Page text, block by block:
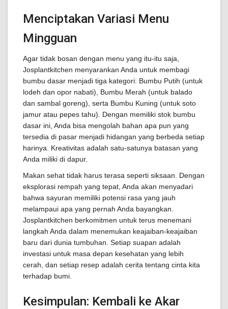
Menciptakan Variasi Menu
Mingguan
Agar tidak bosan dengan menu yang itu-itu saja,
Josplantkitchen menyarankan Anda untuk membagi
bumbu dasar menjadi tiga kategori: Bumbu Putih (untuk
lodeh dan opor nabati), Bumbu Merah (untuk balado
dan sambal goreng), serta Bumbu Kuning (untuk soto
jamur atau pepes tahu). Dengan memiliki stok bumbu
dasar ini, Anda bisa mengolah bahan apa pun yang
tersedia di pasar menjadi hidangan yang berbeda setiap
harinya. Kreativitas adalah satu-satunya batasan yang
Anda miliki di dapur.
Makan sehat tidak harus terasa seperti siksaan. Dengan
eksplorasi rempah yang tepat, Anda akan menyadari
bahwa sayuran memiliki potensi rasa yang jauh
melampaui apa yang pernah Anda bayangkan.
Josplantkitchen berkomitmen untuk terus menemani
langkah Anda dalam menemukan keajaiban-keajaiban
baru dari dunia tumbuhan. Setiap suapan adalah
investasi untuk masa depan kesehatan yang lebih
cerah, dan setiap resep adalah cerita tentang cinta kita
terhadap bumi.
Kesimpulan: Kembali ke Akar